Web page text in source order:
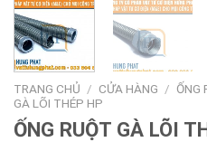
TRANG CHỦ / CỬA HÀNG / ỐNG
GÀ LÕI THÉP HP
ỐNG RUỘT GÀ LÕI